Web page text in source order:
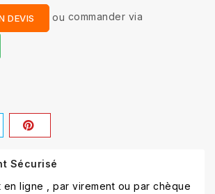
DEVIS ou commander via
Sécurisé
en ligne , par virement ou par chèque